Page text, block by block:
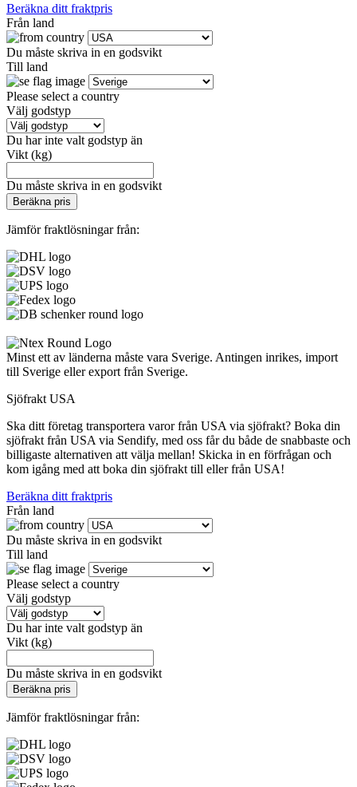
Beräkna ditt fraktpris
Från land
Du måste skriva in en godsvikt
Till land
Please select a country
Välj godstyp
Du har inte valt godstyp än
Vikt (kg)
Du måste skriva in en godsvikt
Beräkna pris
Jämför fraktlösningar från:
Minst ett av länderna måste vara Sverige. Antingen inrikes, import
till Sverige eller export från Sverige.
Sjöfrakt USA
Ska ditt företag transportera varor från USA via sjöfrakt? Boka din
sjöfrakt från USA via Sendify, med oss får du både de snabbaste och
billigaste alternativen att välja mellan! Skicka in en förfrågan och
kom igång med att boka din sjöfrakt till eller från USA!
Beräkna ditt fraktpris
Från land
Du måste skriva in en godsvikt
Till land
Please select a country
Välj godstyp
Du har inte valt godstyp än
Vikt (kg)
Du måste skriva in en godsvikt
Beräkna pris
Jämför fraktlösningar från: